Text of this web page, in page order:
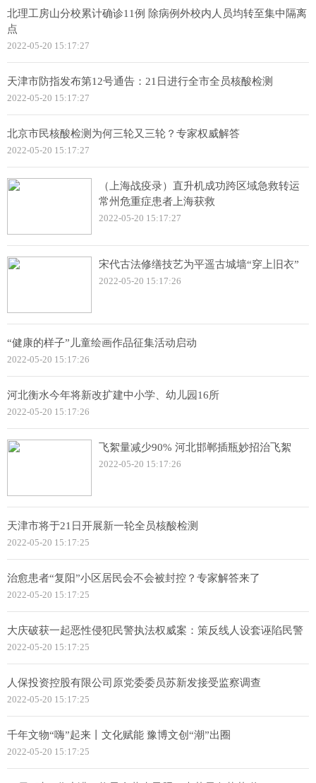
北理工房山分校累计确诊11例 除病例外校内人员均转至集中隔离
点
2022-05-20 15:17:27
天津市防指发布第12号通告：21日进行全市全员核酸检测
2022-05-20 15:17:27
北京市民核酸检测为何三轮又三轮？专家权威解答
2022-05-20 15:17:27
（上海战疫录）直升机成功跨区域急救转运
常州危重症患者上海获救
2022-05-20 15:17:27
宋代古法修缮技艺为平遥古城墙“穿上旧衣”
2022-05-20 15:17:26
“健康的样子”儿童绘画作品征集活动启动
2022-05-20 15:17:26
河北衡水今年将新改扩建中小学、幼儿园16所
2022-05-20 15:17:26
飞絮量减少90% 河北邯郸插瓶妙招治飞絮
2022-05-20 15:17:26
天津市将于21日开展新一轮全员核酸检测
2022-05-20 15:17:25
治愈患者“复阳”小区居民会不会被封控？专家解答来了
2022-05-20 15:17:25
大庆破获一起恶性侵犯民警执法权威案：策反线人设套诬陷民警
2022-05-20 15:17:25
人保投资控股有限公司原党委委员苏新发接受监察调查
2022-05-20 15:17:25
千年文物“嗨”起来丨文化赋能 豫博文创“潮”出圈
2022-05-20 15:17:25